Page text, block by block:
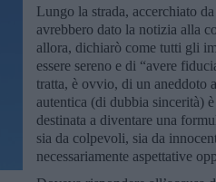
Lungo la strada, accerchiato
avrebbero dato la notizia alla
allora, dichiarò come tutti gli
essere sereno e di “avere
tratta, è ovvio, di un aneddoto
autentica (di dubbia sincerità)
destinata a diventare una
sia da colpevoli, sia da
necessariamente aspettative